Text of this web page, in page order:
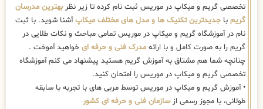
تخصصی گریم و میکاپ در موریس ثبت نام کرده تا زیر نظربهترین مدرسان
گریم با جدیدترین تکنیک ها و مدل های مختلف میکاپآشنا شوید. با ثبت
نام در آموزشگاه گریم و میکاپ در موریس تمامی مباحث و نکات طلایی در
گریم را به صورت کامل و با ارائه مدرک فنی و حرفه ای خواهید آموخت .
چنانچه شما هم مشتاق به آموزش گریم هستید پیشنهاد می کنم آموزشگاه
تخصصی گریم و میکاپ در موریس را امتحان کنید.
• آموزش گریم و میکاپ در موریس توسط مربی های با تجربه با سابقه
طولانی، با مجوز رسمی ازسازمان فنی و حرفه ای کشور